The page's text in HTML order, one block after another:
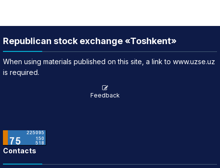
Republican stock exchange «Toshkent»
When using materials published on this site, a link to www.uzse.uz
is required.
Feedback
Contacts